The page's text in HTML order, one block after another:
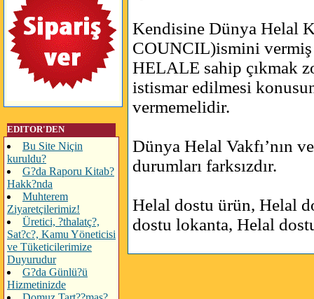
EDITOR'DEN
Bu Site Niçin
kuruldu?
G?da Raporu Kitab?
Hakk?nda
Muhterem
Ziyaretçilerimiz!
Üretici, ?thalatç?,
Sat?c?, Kamu Yöneticisi
ve Tüketicilerimize
Duyurudur
G?da Günlü?ü
Hizmetinizde
Kendisine Dünya Helal
COUNCIL)ismini
HELALE sahip çıkmak
istismar edilmesi
vermemelidir.
Dünya Helal Vakfı’nın
durumları farksızdır.
Helal dostu ürün, Helal
dostu lokanta, Helal